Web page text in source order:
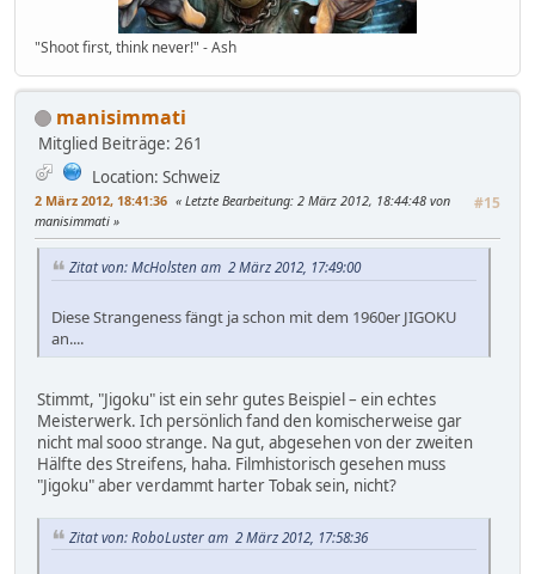
"Shoot first, think never!" - Ash
manisimmati
Mitglied Beiträge: 261
Location: Schweiz
2 März 2012, 18:41:36 #15
Letzte Bearbeitung: 2 März 2012, 18:44:48 von
manisimmati
Zitat von: McHolsten am 2 März 2012, 17:49:00
Diese Strangeness fängt ja schon mit dem 1960er JIGOKU
an....
Stimmt, "Jigoku" ist ein sehr gutes Beispiel – ein echtes
Meisterwerk. Ich persönlich fand den komischerweise gar
nicht mal sooo strange. Na gut, abgesehen von der zweiten
Hälfte des Streifens, haha. Filmhistorisch gesehen muss
"Jigoku" aber verdammt harter Tobak sein, nicht?
Zitat von: RoboLuster am 2 März 2012, 17:58:36